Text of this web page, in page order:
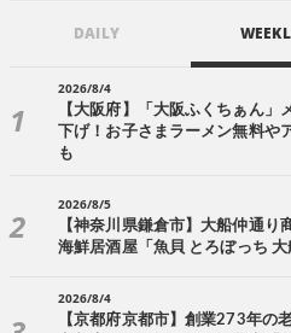
DAILY
2026/8/4
【大阪府】「大阪ふくちぁん」
下げ！お子さまラーメン無料や
も
2026/8/5
【神奈川県鎌倉市】大船仲通り
海鮮居酒屋「魚貝 とろぼっち 大
2026/8/4
【京都府京都市】創業273年の